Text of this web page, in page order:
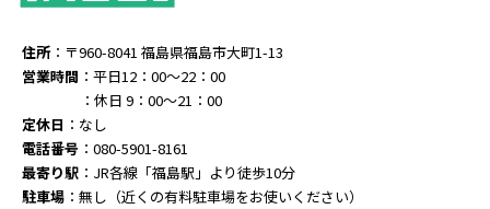
住所：〒960-8041 福島県福島市大町1-13
営業時間 ：平日12：00～22：00
：休日 9：00～21：00
定休日 ：なし
電話番号 ：080-5901-8161
最寄り駅 ：JR各線「福島駅」より徒歩10分
駐車場 ：無し（近くの有料駐車場をお使いください）